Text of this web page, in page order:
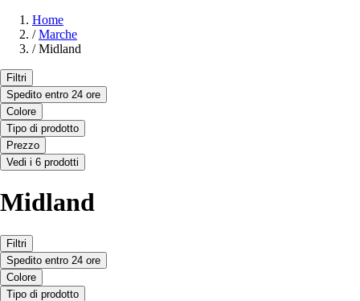
Home
/ Marche
/ Midland
Filtri
Spedito entro 24 ore
Colore
Tipo di prodotto
Prezzo
Vedi i 6 prodotti
Midland
Filtri
Spedito entro 24 ore
Colore
Tipo di prodotto